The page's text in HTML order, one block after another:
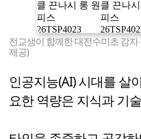
전교생이 함께한 대전수미초 감
제공)
인공지능(AI) 시대를 살
요한 역량은 지식과 기